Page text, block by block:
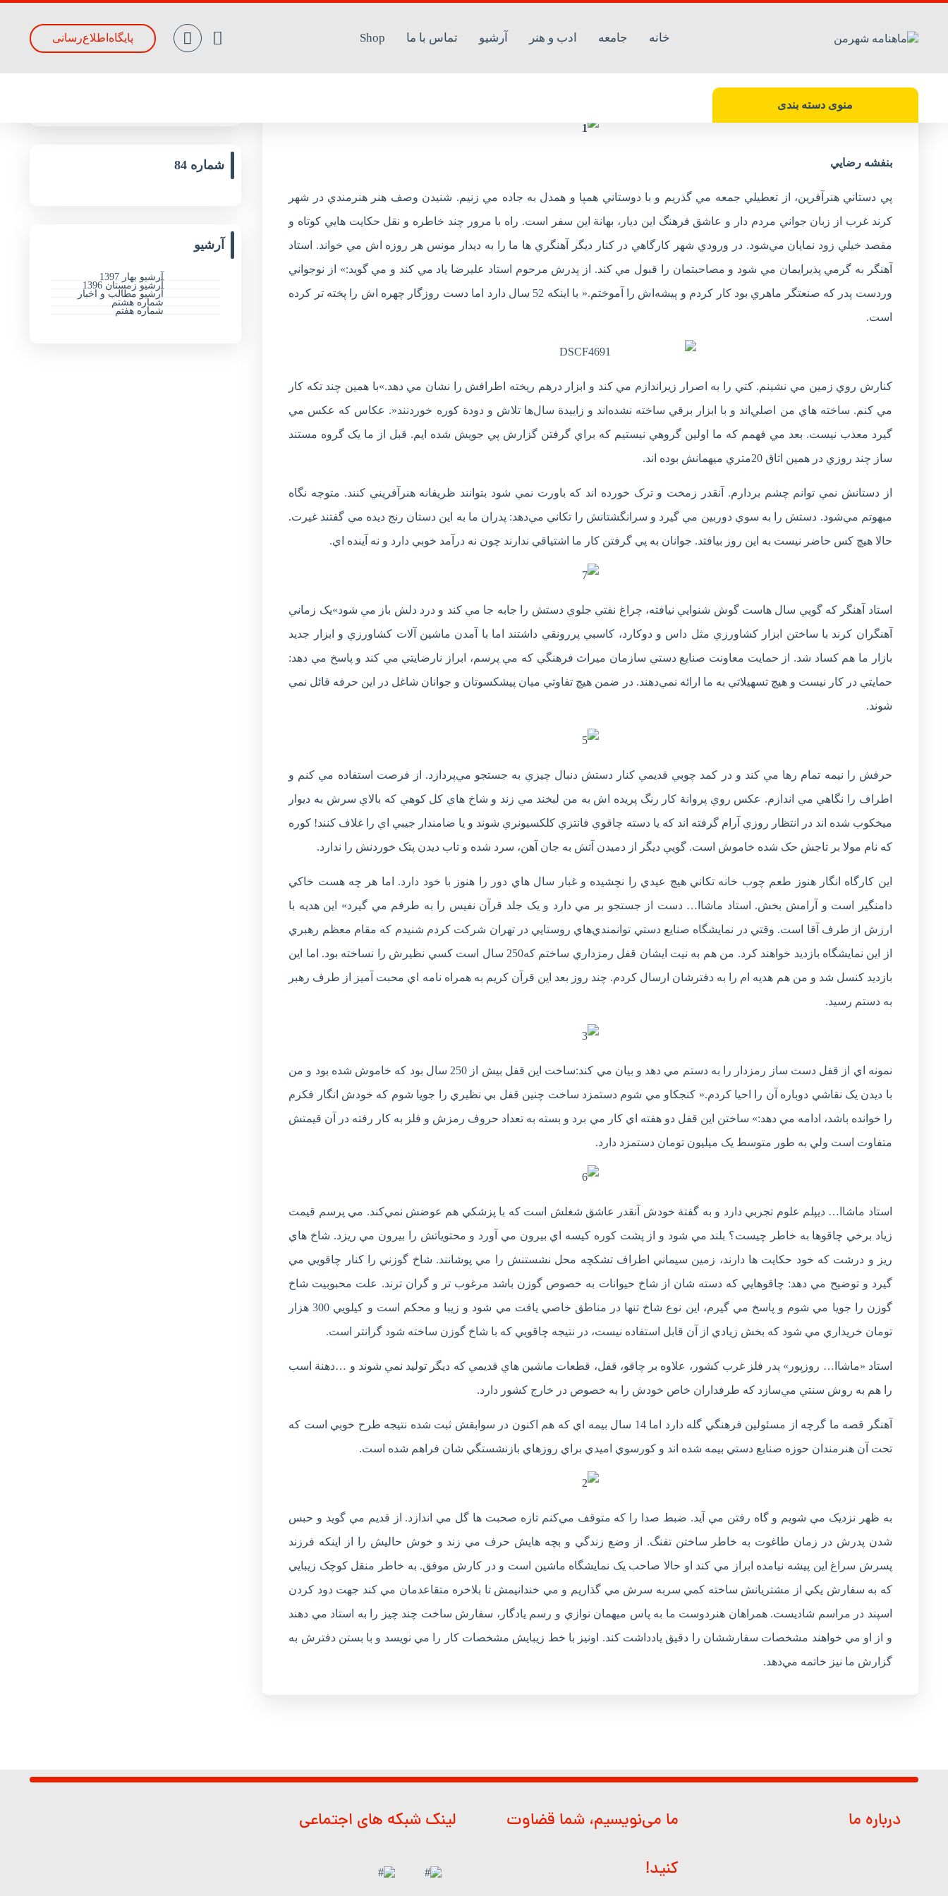
خانه جامعه ادب و هنر آرشیو تماس با ما Shop پایگاه‌اطلاع‌رسانی
منوی دسته بندی
بنفشه رضايي
پي دستاني هنرآفرين، از تعطيلي جمعه مي گذريم و با دوستاني همپا و همدل به جاده مي زنيم. شنيدن وصف هنر هنرمندي در شهر
کرند غرب از زبان جواني مردم دار و عاشق فرهنگ اين ديار، بهانة اين سفر است. راه با مرور چند خاطره و نقل حکايت هايي کوتاه و
مقصد خيلي زود نمايان مي‌شود. در ورودي شهر کارگاهي در کنار ديگر آهنگري ها ما را به ديدار مونس هر روزه اش مي خواند. استاد
آهنگر به گرمي پذيرايمان مي شود و مصاحبتمان را قبول مي کند. از پدرش مرحوم استاد عليرضا ياد مي کند و مي گويد:» از نوجواني
وردست پدر که صنعتگر ماهري بود کار کردم و پيشه‌اش را آموختم.« با اينکه 52 سال دارد اما دست روزگار چهره اش را پخته تر کرده
است.
کنارش روي زمين مي نشينم. کتي را به اصرار زيراندازم مي کند و ابزار درهم ريخته اطرافش را نشان مي دهد.»با همين چند تکه کار
مي کنم. ساخته هاي من اصلي‌اند و با ابزار برقي ساخته نشده‌اند و زاييدة سال‌ها تلاش و دودة کوره خوردنند«. عکاس که عکس مي
گيرد معذب نيست. بعد مي فهمم که ما اولين گروهي نيستيم که براي گرفتن گزارش پي جويش شده ايم. قبل از ما يک گروه مستند
ساز چند روزي در همين اتاق 20متري ميهمانش بوده اند.
از دستانش نمي توانم چشم بردارم. آنقدر زمخت و ترک خورده اند که باورت نمي شود بتوانند ظريفانه هنرآفريني کنند. متوجه نگاه
مبهوتم مي‌شود. دستش را به سوي دوربين مي گيرد و سرانگشتانش را تکاني مي‌دهد: پدران ما به اين دستان رنج ديده مي گفتند غيرت.
حالا هيچ کس حاضر نيست به اين روز بيافتد. جوانان به پي گرفتن کار ما اشتياقي ندارند چون نه درآمد خوبي دارد و نه آينده اي.
استاد آهنگر که گويي سال هاست گوش شنوايي نيافته، چراغ نفتي جلوي دستش را جابه جا مي کند و درد دلش باز مي شود»يک زماني
آهنگران کرند با ساختن ابزار کشاورزي مثل داس و دوکارد، کاسبي پررونقي داشتند اما با آمدن ماشين آلات کشاورزي و ابزار جديد
بازار ما هم کساد شد. از حمايت معاونت صنايع دستي سازمان ميراث فرهنگي که مي پرسم، ابراز نارضايتي مي کند و پاسخ مي دهد:
حمايتي در کار نيست و هيچ تسهيلاتي به ما ارائه نمي‌دهند. در ضمن هيچ تفاوتي ميان پيشکسوتان و جوانان شاغل در اين حرفه قائل نمي
شوند.
حرفش را نيمه تمام رها مي کند و در کمد چوبي قديمي کنار دستش دنبال چيزي به جستجو مي‌پردازد. از فرصت استفاده مي کنم و
اطراف را نگاهي مي اندازم. عکس روي پروانة کار رنگ پريده اش به من لبخند مي زند و شاخ هاي کل کوهي که بالاي سرش به ديوار
ميخکوب شده اند در انتظار روزي آرام گرفته اند که يا دسته چاقوي فانتزي کلکسيونري شوند و يا ضامندار جيبي اي را غلاف کنند! کوره
که نام مولا بر تاجش حک شده خاموش است. گويي ديگر از دميدن آتش به جان آهن، سرد شده و تاب ديدن پتک خوردنش را ندارد.
اين کارگاه انگار هنوز طعم چوب خانه تکاني هيچ عيدي را نچشيده و غبار سال هاي دور را هنوز با خود دارد. اما هر چه هست خاکي
دامنگير است و آرامش بخش. استاد ماشاا… دست از جستجو بر مي دارد و يک جلد قرآن نفيس را به طرفم مي گيرد» اين هديه با
ارزش از طرف آقا است. وقتي در نمايشگاه صنايع دستي توانمندي‌هاي روستايي در تهران شرکت کردم شنيدم که مقام معظم رهبري
از اين نمايشگاه بازديد خواهند کرد. من هم به نيت ايشان قفل رمزداري ساختم که250 سال است کسي نظيرش را نساخته بود. اما اين
بازديد کنسل شد و من هم هديه ام را به دفترشان ارسال کردم. چند روز بعد اين قرآن کريم به همراه نامه اي محبت آميز از طرف رهبر
به دستم رسيد.
نمونه اي از قفل دست ساز رمزدار را به دستم مي دهد و بيان مي کند:ساخت اين قفل بيش از 250 سال بود که خاموش شده بود و من
با ديدن يک نقاشي دوباره آن را احيا کردم.« کنجکاو مي شوم دستمزد ساخت چنين قفل بي نظيري را جويا شوم که خودش انگار فکرم
را خوانده باشد، ادامه مي دهد:» ساختن اين قفل دو هفته اي کار مي برد و بسته به تعداد حروف رمزش و فلز به کار رفته در آن قيمتش
متفاوت است ولي به طور متوسط يک ميليون تومان دستمزد دارد.
استاد ماشاا… ديپلم علوم تجربي دارد و به گفتة خودش آنقدر عاشق شغلش است که با پزشکي هم عوضش نمي‌کند. مي پرسم قيمت
زياد برخي چاقوها به خاطر چيست؟ بلند مي شود و از پشت کوره کيسه اي بيرون مي آورد و محتوياتش را بيرون مي ريزد. شاخ هاي
ريز و درشت که خود حکايت ها دارند، زمين سيماني اطراف تشکچه محل نشستنش را مي پوشانند. شاخ گوزني را کنار چاقويي مي
گيرد و توضيح مي دهد: چاقوهايي که دسته شان از شاخ حيوانات به خصوص گوزن باشد مرغوب تر و گران ترند. علت محبوبيت شاخ
گوزن را جويا مي شوم و پاسخ مي گيرم، اين نوع شاخ تنها در مناطق خاصي يافت مي شود و زيبا و محکم است و کيلويي 300 هزار
تومان خريداري مي شود که بخش زيادي از آن قابل استفاده نيست، در نتيجه چاقويي که با شاخ گوزن ساخته شود گرانتر است.
استاد «ماشاا… روزپور» پدر فلز غرب کشور، علاوه بر چاقو، قفل، قطعات ماشين هاي قديمي که ديگر توليد نمي شوند و …دهنة اسب
را هم به روش سنتي مي‌سازد که طرفداران خاص خودش را به خصوص در خارج کشور دارد.
آهنگر قصه ما گرچه از مسئولين فرهنگي گله دارد اما 14 سال بيمه اي که هم اکنون در سوابقش ثبت شده نتيجه طرح خوبي است که
تحت آن هنرمندان حوزه صنايع دستي بيمه شده اند و کورسوي اميدي براي روزهاي بازنشستگي شان فراهم شده است.
به ظهر نزديک مي شويم و گاه رفتن مي آيد. ضبط صدا را که متوقف مي‌کنم تازه صحبت ها گل مي اندازد. از قديم مي گويد و حبس
شدن پدرش در زمان طاغوت به خاطر ساختن تفنگ. از وضع زندگي و بچه هايش حرف مي زند و خوش حاليش را از اينکه فرزند
پسرش سراغ اين پيشه نيامده ابراز مي کند او حالا صاحب يک نمايشگاه ماشين است و در کارش موفق. به خاطر منقل کوچک زيبايي
که به سفارش يکي از مشتريانش ساخته کمي سربه سرش مي گذاريم و مي خندانيمش تا بلاخره متقاعدمان مي کند جهت دود کردن
اسپند در مراسم شاديست. همراهان هنردوست ما به پاس ميهمان نوازي و رسم يادگار، سفارش ساخت چند چيز را به استاد مي دهند
و از او مي خواهند مشخصات سفارششان را دقيق يادداشت کند. اونيز با خط زيبايش مشخصات کار را مي نويسد و با بستن دفترش به
گزارش ما نيز خاتمه مي‌دهد.
جدیدترین مقالات
شماره 84
آرشیو
آرشیو بهار 1397
آرشیو زمستان 1396
آرشیو مطالب و اخبار
شماره هشتم
شماره هفتم
درباره ما
ما می‌نویسیم، شما قضاوت
کنید!
لینک شبکه های اجتماعی